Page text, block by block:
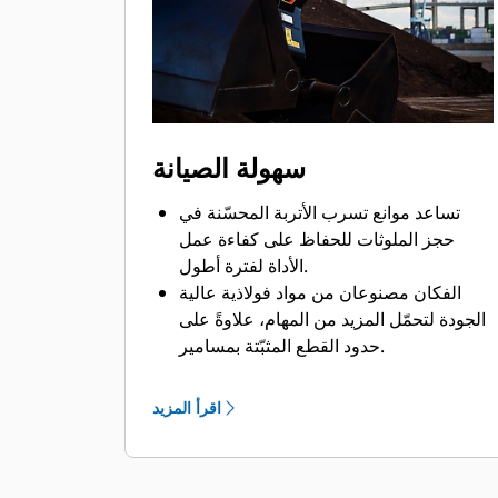
Bluetooth في الماكينة أو تطبيق Cat على
هاتفك بتحديد موضع الجهاز أوتوماتيكيًا.
ومن خلال الاستفادة من نظام Cat Payload
للحفارات، يمكن تحقيق الأحمال المستهدفة
بدقة وزيادة كفاءة التحميل بفضل إمكانية
الوزن أثناء الحركة والتقدير الآني للحمولة
ماكينات Cat مبرمجة مسبقًا بإعدادات الأداء
المثالية للكلاَّب لزيادة توافق الماكينة
سهولة الصيانة
تساعد موانع تسرب الأتربة المحسّنة في
حجز الملوثات للحفاظ على كفاءة عمل
الأداة لفترة أطول.
الفكان مصنوعان من مواد فولاذية عالية
الجودة لتحمّل المزيد من المهام، علاوةً على
حدود القطع المثبّتة بمسامير.
إلى كل نقاط التشحيم واللوحات القابلة
اقرأ المزيد